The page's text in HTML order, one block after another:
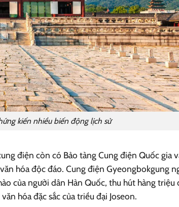
kiến nhiều biến động lịch sử
điện còn có Bảo tàng Cung điện Quốc gia
hóa độc đáo. Cung điện Gyeongbokgung
của người dân Hàn Quốc, thu hút hàng triệu
hóa đặc sắc của triều đại Joseon.